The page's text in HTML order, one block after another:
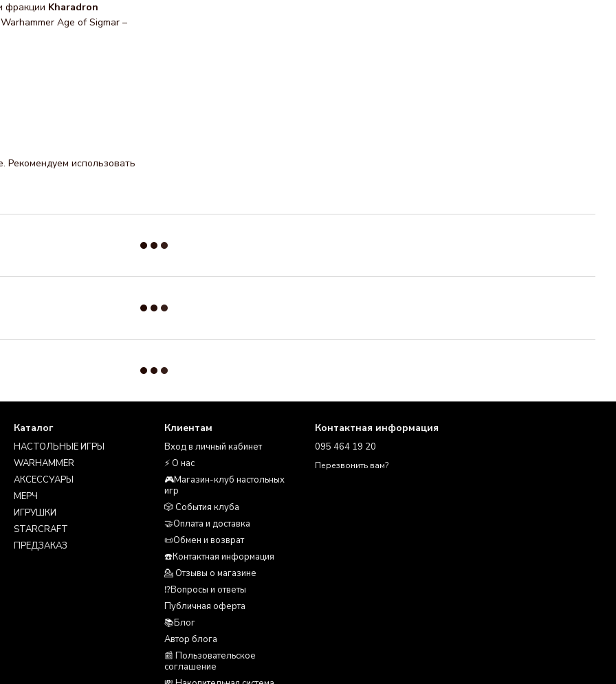
фракции Kharadron
Age of Sigmar –
использовать
Каталог
НАСТОЛЬНЫЕ ИГРЫ
WARHAMMER
АКСЕССУАРЫ
МЕРЧ
ИГРУШКИ
STARCRAFT
ПРЕДЗАКАЗ
Клиентам
Вход в личный кабинет
⚡ О нас
🎮Магазин-клуб настольных
игр
🎲 События клуба
🤝Оплата и доставка
📜Обмен и возврат
☎️Контактная информация
💁 Отзывы о магазине
⁉️Вопросы и ответы
Публичная оферта
📚Блог
Автор блога
📰 Пользовательское
соглашение
Контактная информация
095 464 19 20
Перезвонить вам?